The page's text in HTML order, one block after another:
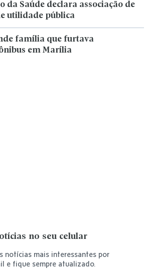
da Saúde declara associação de
utilidade pública
família que furtava
em Marília
no seu celular
notícias mais interessantes por
e fique sempre atualizado.